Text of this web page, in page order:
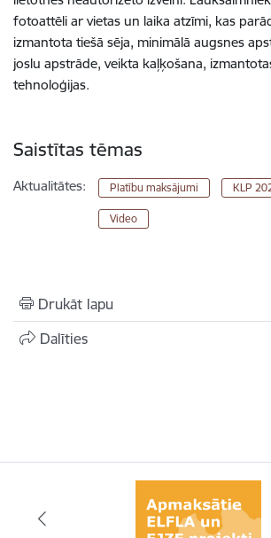
fotoattēli ar vietas un laika atzīmi, kas
izmantota tiešā sēja, minimālā augsnes
joslu apstrāde, veikta kaļķošana,
tehnoloģijas.
Saistītas tēmas
Aktualitātes: Platību maksājumi KLP
Video
Drukāt lapu
Dalīties